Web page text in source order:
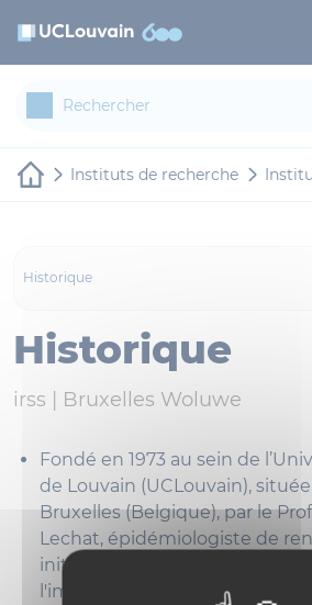
Instituts de recherche
Historique
Historique
irss | Bruxelles Woluwe
Fondé en 1973 au sein de
de Louvain (UCLouvain),
Bruxelles (Belgique), par le
Lechat, épidémiologiste de
initialement été mis en place
l'impact des catastrophes sur